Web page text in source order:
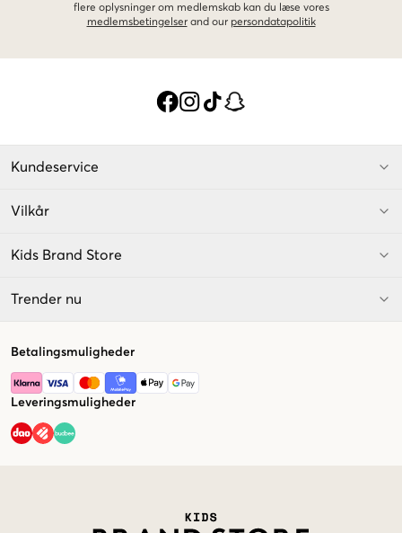
flere oplysninger om medlemskab kan du læse vores
medlemsbetingelser and our persondatapolitik
Kundeservice
Vilkår
Kids Brand Store
Trender nu
Betalingsmuligheder
Leveringsmuligheder